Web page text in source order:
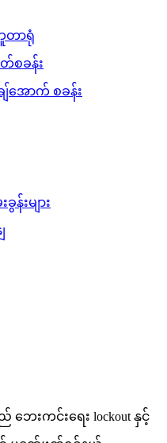
တာရုံ
စခန်း
အောက် စခန်း
းများ
ည် ဘေးကင်းရေး lockout နှင့်